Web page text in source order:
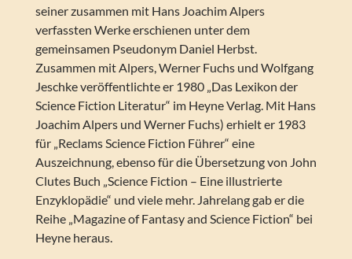
seiner zusammen mit Hans Joachim Alpers
verfassten Werke erschienen unter dem
gemeinsamen Pseudonym Daniel Herbst.
Zusammen mit Alpers, Werner Fuchs und Wolfgang
Jeschke veröffentlichte er 1980 „Das Lexikon der
Science Fiction Literatur“ im Heyne Verlag. Mit Hans
Joachim Alpers und Werner Fuchs) erhielt er 1983
für „Reclams Science Fiction Führer“ eine
Auszeichnung, ebenso für die Übersetzung von John
Clutes Buch „Science Fiction – Eine illustrierte
Enzyklopädie“ und viele mehr. Jahrelang gab er die
Reihe „Magazine of Fantasy and Science Fiction“ bei
Heyne heraus.